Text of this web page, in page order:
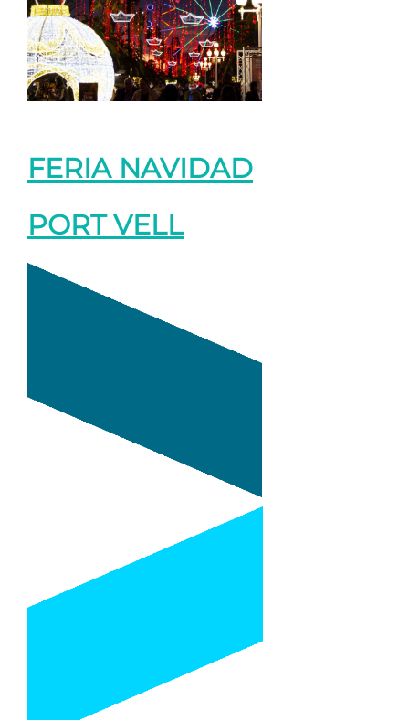
FERIA NAVIDAD
PORT VELL